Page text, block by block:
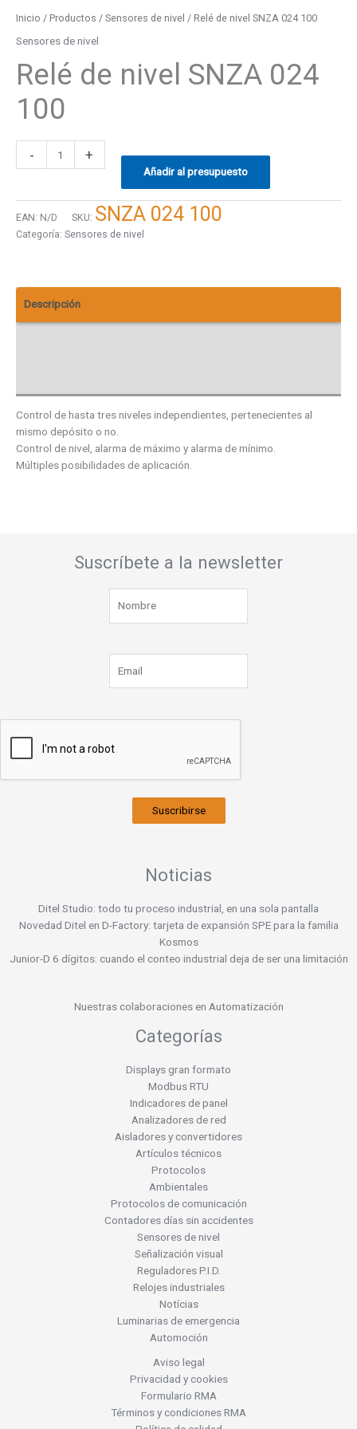
Inicio / Productos / Sensores de nivel / Relé de nivel SNZA 024 100
Sensores de nivel
Relé de nivel SNZA 024
100
- +
Añadir al presupuesto
EAN: N/D SKU: SNZA 024 100
Categoría: Sensores de nivel
Descripción
Control de hasta tres niveles independientes, pertenecientes al
mismo depósito o no.
Control de nivel, alarma de máximo y alarma de mínimo.
Múltiples posibilidades de aplicación.
Suscríbete a la newsletter
Suscribirse
Noticias
Ditel Studio: todo tu proceso industrial, en una sola pantalla
Novedad Ditel en D-Factory: tarjeta de expansión SPE para la familia
Kosmos
Junior-D 6 dígitos: cuando el conteo industrial deja de ser una limitación
Nuestras colaboraciones en Automatización
Categorías
Displays gran formato
Modbus RTU
Indicadores de panel
Analizadores de red
Aisladores y convertidores
Artículos técnicos
Protocolos
Ambientales
Protocolos de comunicación
Contadores días sin accidentes
Sensores de nivel
Señalización visual
Reguladores P.I.D.
Relojes industriales
Notícias
Luminarias de emergencia
Automoción
Aviso legal
Privacidad y cookies
Formulario RMA
Términos y condiciones RMA